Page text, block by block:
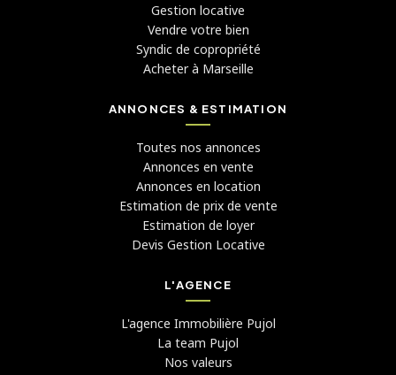
Gestion locative
Vendre votre bien
Syndic de copropriété
Acheter à Marseille
ANNONCES & ESTIMATION
Toutes nos annonces
Annonces en vente
Annonces en location
Estimation de prix de vente
Estimation de loyer
Devis Gestion Locative
L'AGENCE
L'agence Immobilière Pujol
La team Pujol
Nos valeurs